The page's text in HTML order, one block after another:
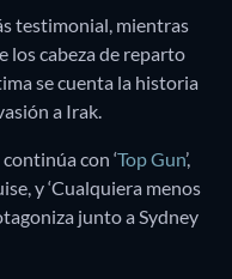
testimonial, mientras
los cabeza de reparto
se cuenta la historia
a Irak.
con ‘Top Gun’,
y ‘Cualquiera menos
junto a Sydney